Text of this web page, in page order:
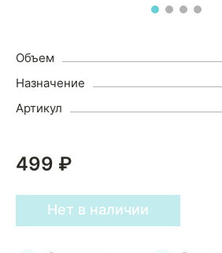
Объем
Назначение
Артикул
499 ₽
Нет в наличии